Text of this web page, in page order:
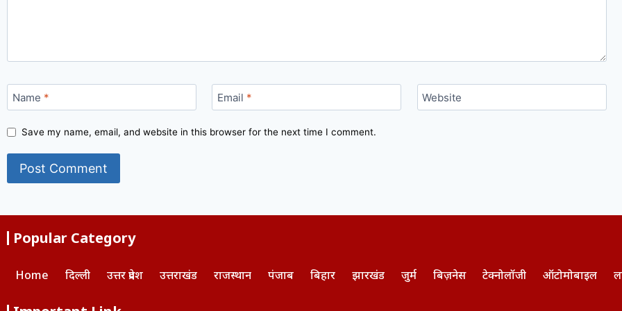
Name * Email * Website
Save my name, email, and website in this browser for the next time I comment.
Popular Category
Home दिल्ली उत्तर प्रदेश उत्तराखंड राजस्थान पंजाब बिहार झारखंड जुर्म बिज़नेस टेक्नोलॉजी ऑटोमोबाइल